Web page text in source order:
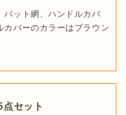
バット網、ハンドルカバ
カバーのカラーはブラウン
セット